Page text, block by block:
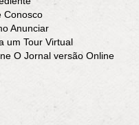
Conosco
Anunciar
um Tour Virtual
O Jornal versão Online